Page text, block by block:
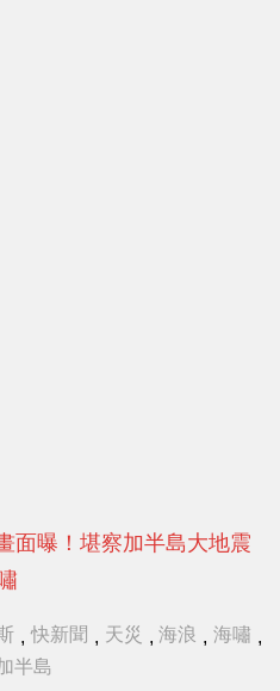
面曝！堪察加半島大地震
, 快新聞 , 天災 , 海浪 , 海嘯 ,
半島